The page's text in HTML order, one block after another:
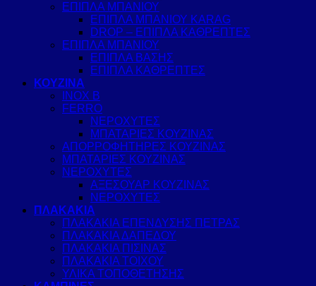
ΕΠΙΠΛΑ ΜΠΑΝΙΟΥ
ΕΠΙΠΛΑ ΜΠΑΝΙΟΥ KARAG
DROP – ΕΠΙΠΛΑ ΚΑΘΡΕΠΤΕΣ
ΕΠΙΠΛΑ ΜΠΑΝΙΟΥ
ΕΠΙΠΛΑ ΒΑΣΗΣ
ΕΠΙΠΛΑ ΚΑΘΡΕΠΤΕΣ
ΚΟΥΖΙΝΑ
INOX B
FERRO
ΝΕΡΟΧΥΤΕΣ
ΜΠΑΤΑΡΙΕΣ ΚΟΥΖΙΝΑΣ
ΑΠΟΡΡΟΦΗΤΗΡΕΣ ΚΟΥΖΙΝΑΣ
ΜΠΑΤΑΡΙΕΣ ΚΟΥΖΙΝΑΣ
ΝΕΡΟΧΥΤΕΣ
ΑΞΕΣΟΥΑΡ ΚΟΥΖΙΝΑΣ
ΝΕΡΟΧΥΤΕΣ
ΠΛΑΚΑΚΙΑ
ΠΛΑΚΑΚΙΑ ΕΠΕΝΔΥΣΗΣ ΠΕΤΡΑΣ
ΠΛΑΚΑΚΙΑ ΔΑΠΕΔΟΥ
ΠΛΑΚΑΚΙΑ ΠΙΣΙΝΑΣ
ΠΛΑΚΑΚΙΑ ΤΟΙΧΟΥ
ΥΛΙΚΑ ΤΟΠΟΘΕΤΗΣΗΣ